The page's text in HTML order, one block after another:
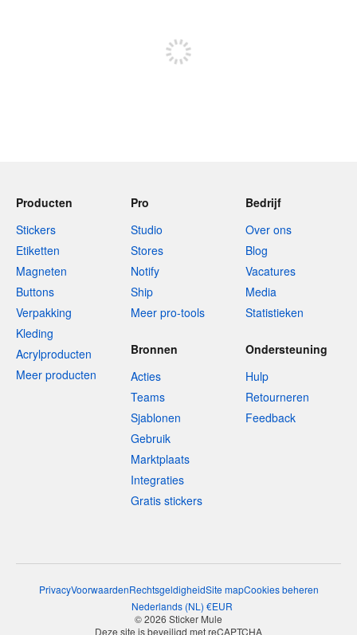
Producten
Stickers
Etiketten
Magneten
Buttons
Verpakking
Kleding
Acrylproducten
Meer producten
Pro
Studio
Stores
Notify
Ship
Meer pro-tools
Bedrijf
Over ons
Blog
Vacatures
Media
Statistieken
Bronnen
Acties
Teams
Sjablonen
Gebruik
Marktplaats
Integraties
Gratis stickers
Ondersteuning
Hulp
Retourneren
Feedback
PrivacyVoorwaardenRechtsgeldigheidSite mapCookies beheren
Nederlands(NL ) €EUR
© 2026 Sticker Mule
Deze site is beveiligd met reCAPTCHA